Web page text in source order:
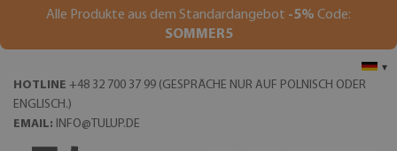
Alle Produkte aus dem Standardangebot -5% Code:
SOMMER5
▾
HOTLINE +48 32 700 37 99 (GESPRÄCHE NUR AUF POLNISCH ODER
ENGLISCH.)
EMAIL: INFO@TULUP.DE